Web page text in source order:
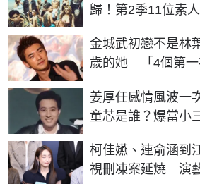
歸！第2季11位素
金城武初戀不是林
歲的她 「4個第一
姜厚任感情風波一
童芯是誰？爆當小
柯佳嬿、連俞涵到
視刪凍案延燒 演